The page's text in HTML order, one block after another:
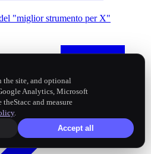
"miglior strumento per X"
the site, and optional
Analytics, Microsoft
and measure
.
Accept all